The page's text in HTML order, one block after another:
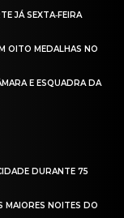
JÁ SEXTA‑FEIRA
OITO MEDALHAS NO
E ESQUADRA DA
DURANTE 75
MAIORES NOITES DO